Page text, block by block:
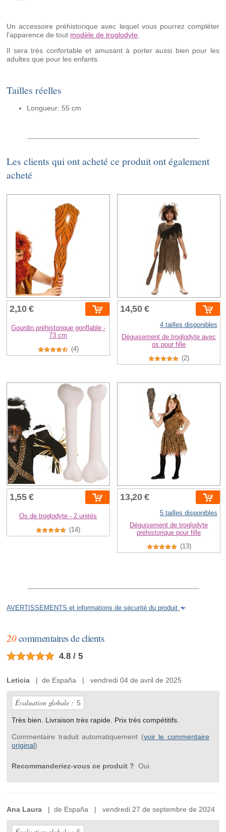
Un accessoire préhistorique avec lequel vous pourrez compléter
l'apparence de tout modèle de troglodyte.
Il sera très confortable et amusant à porter aussi bien pour les
adultes que pour les enfants.
Tailles réelles
Longueur: 55 cm
Les clients qui ont acheté ce produit ont également
acheté
2,10 €
Gourdin préhistorique gonflable -
73 cm
(4)
14,50 €
4 tailles disponibles
Déguisement de troglodyte avec
os pour fille
(2)
1,55 €
Os de troglodyte - 2 unités
(14)
13,20 €
5 tailles disponibles
Déguisement de troglodyte
préhistorique pour fille
(13)
AVERTISSEMENTS et informations de sécurité du produit
20commentaires de clients
4.8 / 5
Leticia | de España | vendredi 04 de avril de 2025
Évaluation globale : 5
Très bien. Livraison très rapide. Prix très compétitifs.
Commentaire traduit automatiquement (voir le commentaire
original)
Recommanderiez-vous ce produit ? Oui
Ana Laura | de España | vendredi 27 de septembre de 2024